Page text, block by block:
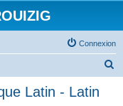
Connexion
Latin - Latin